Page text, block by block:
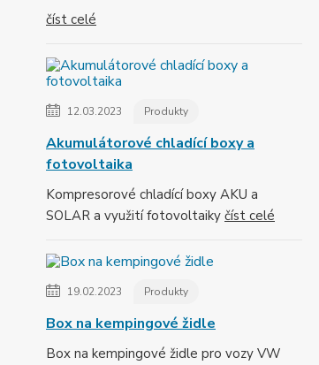
číst celé
12.03.2023 Produkty
Akumulátorové chladící boxy a
fotovoltaika
Kompresorové chladící boxy AKU a
SOLAR a využití fotovoltaiky číst celé
19.02.2023 Produkty
Box na kempingové židle
Box na kempingové židle pro vozy VW